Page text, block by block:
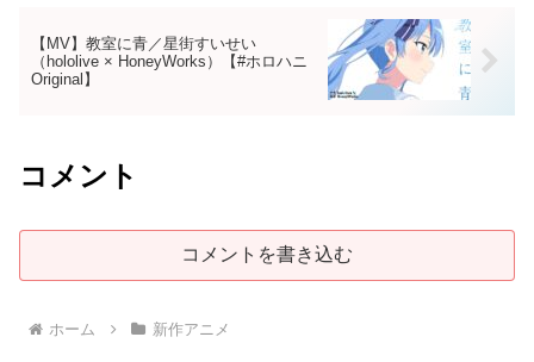
【MV】教室に青／星街すいせい
（hololive × HoneyWorks）【#ホロハニ
Original】
コメント
コメントを書き込む
ホーム 新作アニメ